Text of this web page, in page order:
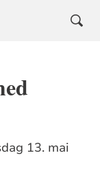
13. mai